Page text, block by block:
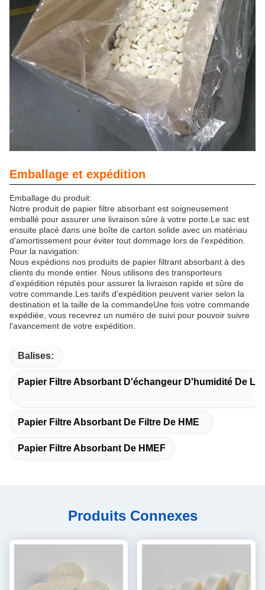
Emballage et expédition
Emballage du produit:
Notre produit de papier filtre absorbant est soigneusement
emballé pour assurer une livraison sûre à votre porte.Le sac est
ensuite placé dans une boîte de carton solide avec un matériau
d'amortissement pour éviter tout dommage lors de l'expédition.
Pour la navigation:
Nous expédions nos produits de papier filtrant absorbant à des
clients du monde entier. Nous utilisons des transporteurs
d'expédition réputés pour assurer la livraison rapide et sûre de
votre commande.Les tarifs d'expédition peuvent varier selon la
destination et la taille de la commandeUne fois votre commande
expédiée, vous recevrez un numéro de suivi pour pouvoir suivre
l'avancement de votre expédition.
Balises:
Papier Filtre Absorbant D'échangeur D'humidité De La
Papier Filtre Absorbant De Filtre De HME
Papier Filtre Absorbant De HMEF
Produits Connexes